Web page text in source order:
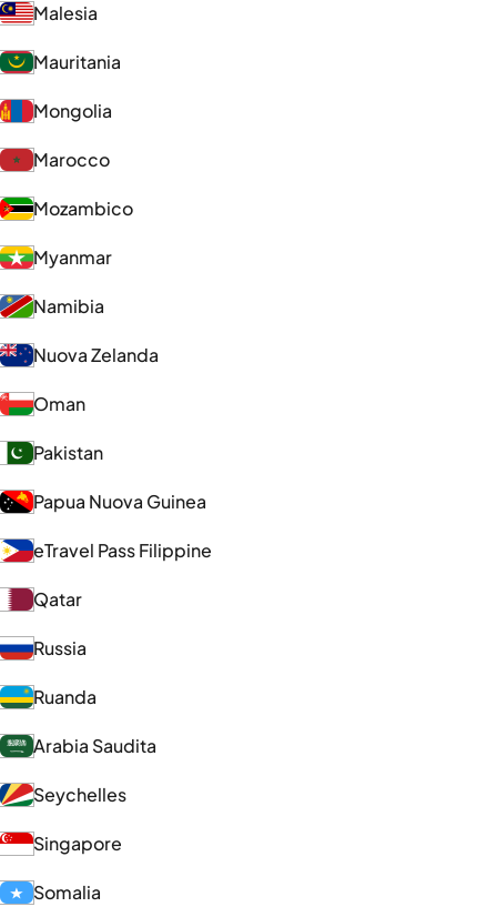
Malesia
Mauritania
Mongolia
Marocco
Mozambico
Myanmar
Namibia
Nuova Zelanda
Oman
Pakistan
Papua Nuova Guinea
eTravel Pass Filippine
Qatar
Russia
Ruanda
Arabia Saudita
Seychelles
Singapore
Somalia